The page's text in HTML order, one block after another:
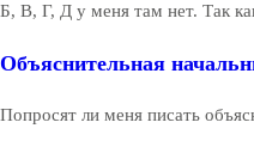
Б, В, Г, Д у меня там нет. Так
Объяснительная
Попросят ли меня писать